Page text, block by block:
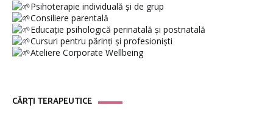
Psihoterapie individuală și de grup
Consiliere parentală
Educație psihologică perinatală și postnatală
Cursuri pentru părinți și profesioniști
Ateliere Corporate Wellbeing
CĂRȚI TERAPEUTICE